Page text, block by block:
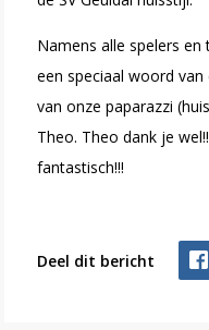
Namens alle spelers en
een speciaal woord
van onze paparazzi
Theo. Theo dank je
fantastisch!!!
Deel dit bericht